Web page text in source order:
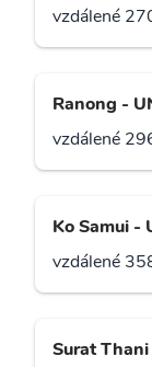
vzdálené
Ranong -
vzdálené
Ko Samui -
vzdálené
Surat